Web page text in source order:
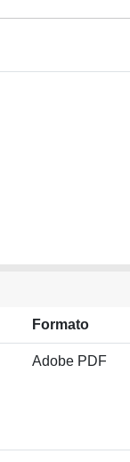
Formato
Adobe PDF